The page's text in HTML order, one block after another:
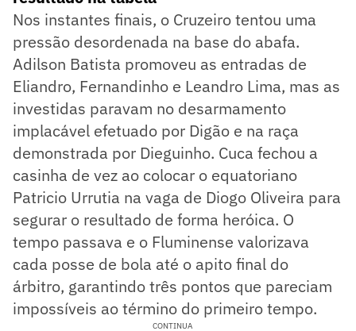
Nos instantes finais, o Cruzeiro tentou uma
pressão desordenada na base do abafa.
Adilson Batista promoveu as entradas de
Eliandro, Fernandinho e Leandro Lima, mas as
investidas paravam no desarmamento
implacável efetuado por Digão e na raça
demonstrada por Dieguinho. Cuca fechou a
casinha de vez ao colocar o equatoriano
Patricio Urrutia na vaga de Diogo Oliveira para
segurar o resultado de forma heróica. O
tempo passava e o Fluminense valorizava
cada posse de bola até o apito final do
árbitro, garantindo três pontos que pareciam
impossíveis ao término do primeiro tempo.
CONTINUA